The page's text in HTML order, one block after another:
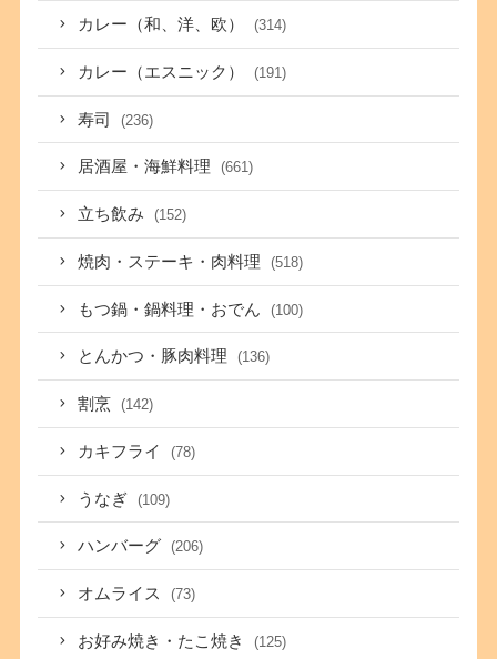
カレー（和、洋、欧） (314)
カレー（エスニック） (191)
寿司 (236)
居酒屋・海鮮料理 (661)
立ち飲み (152)
焼肉・ステーキ・肉料理 (518)
もつ鍋・鍋料理・おでん (100)
とんかつ・豚肉料理 (136)
割烹 (142)
カキフライ (78)
うなぎ (109)
ハンバーグ (206)
オムライス (73)
お好み焼き・たこ焼き (125)